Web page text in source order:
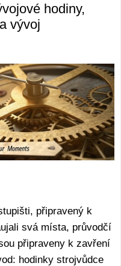
hodiny,
vývoj
připravený k
svá místa, průvodčí
připraveny k zavření
hodinky strojvůdce